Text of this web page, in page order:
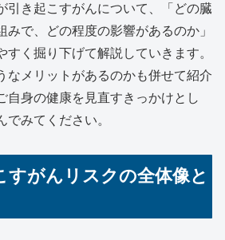
引き起こすがんについて、「どの臓
みで、どの程度の影響があるのか」
すく掘り下げて解説していきます。
なメリットがあるのかも併せて紹介
自身の健康を見直すきっかけとし
でみてください。
すがんリスクの全体像と